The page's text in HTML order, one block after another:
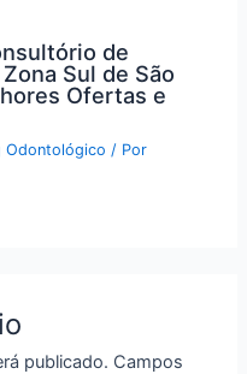
de
Sul de São
Ofertas e
Odontológico / Por
publicado. Campos